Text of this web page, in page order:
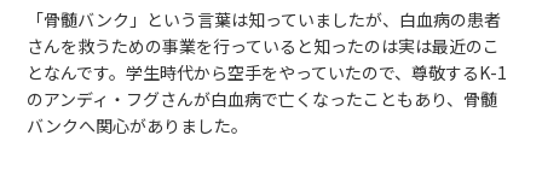
「骨髄バンク」という言葉は知っていましたが、白血病の患者
さんを救うための事業を行っていると知ったのは実は最近のこ
となんです。学生時代から空手をやっていたので、尊敬するK-1
のアンディ・フグさんが白血病で亡くなったこともあり、骨髄
バンクへ関心がありました。